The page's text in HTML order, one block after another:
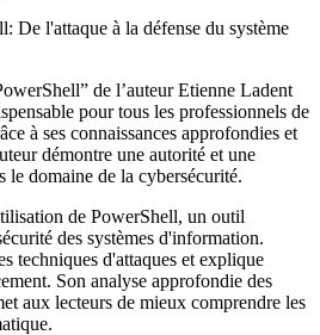
De l'attaque à la défense du système
de l’auteur Etienne Ladent
pour tous les professionnels de
à ses connaissances approfondies et
démontre une autorité et une
le domaine de la cybersécurité.
de PowerShell, un outil
des systèmes d'information.
techniques d'attaques et explique
Son analyse approfondie des
aux lecteurs de mieux comprendre les